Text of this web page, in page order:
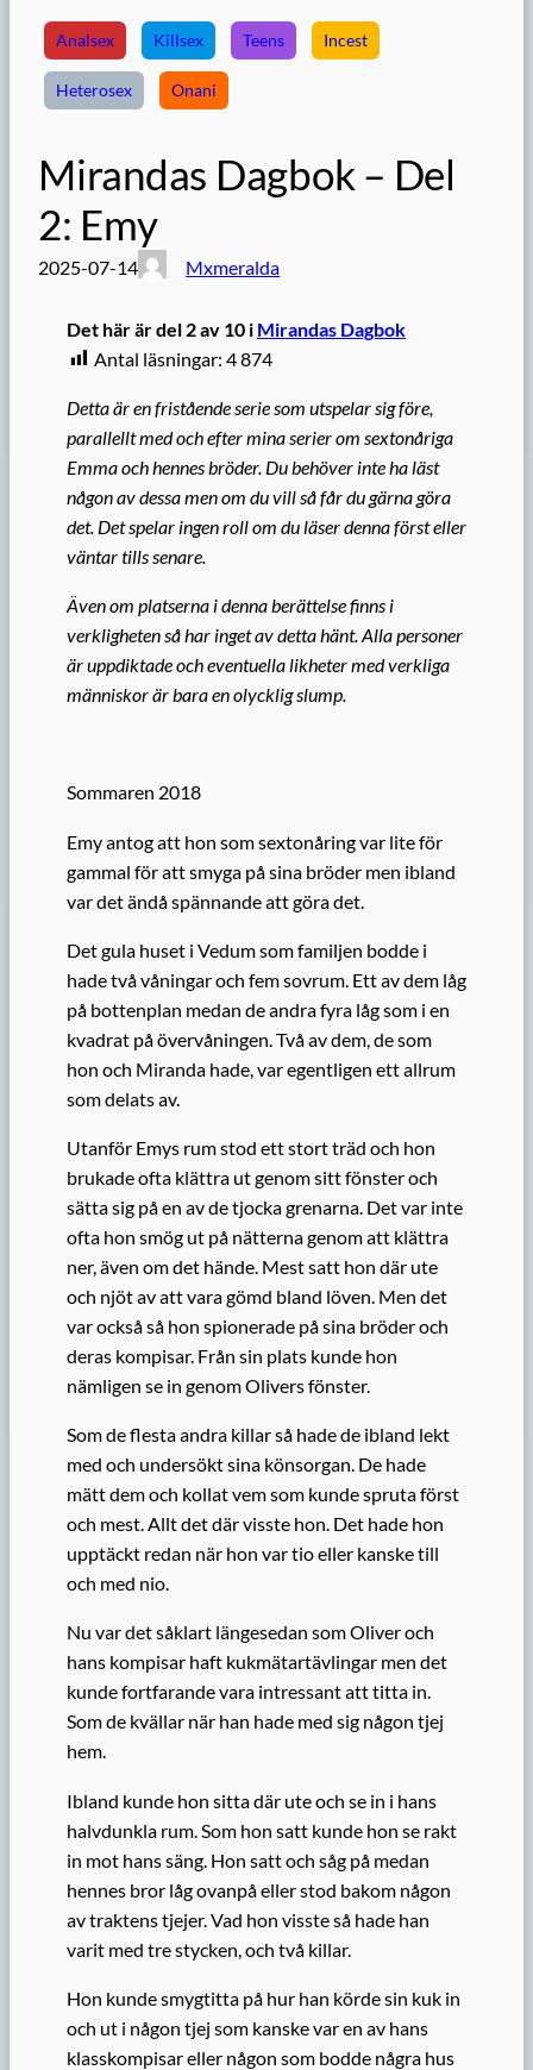
Analsex Killsex Teens Incest
Heterosex Onani
Mirandas Dagbok – Del
2: Emy
2025-07-14 Mxmeralda
Det här är del 2 av 10 i Mirandas Dagbok
Antal läsningar: 4 874
Detta är en fristående serie som utspelar sig före,
parallellt med och efter mina serier om sextonåriga
Emma och hennes bröder. Du behöver inte ha läst
någon av dessa men om du vill så får du gärna göra
det. Det spelar ingen roll om du läser denna först eller
väntar tills senare.
Även om platserna i denna berättelse finns i
verkligheten så har inget av detta hänt. Alla personer
är uppdiktade och eventuella likheter med verkliga
människor är bara en olycklig slump.
Sommaren 2018
Emy antog att hon som sextonåring var lite för
gammal för att smyga på sina bröder men ibland
var det ändå spännande att göra det.
Det gula huset i Vedum som familjen bodde i
hade två våningar och fem sovrum. Ett av dem låg
på bottenplan medan de andra fyra låg som i en
kvadrat på övervåningen. Två av dem, de som
hon och Miranda hade, var egentligen ett allrum
som delats av.
Utanför Emys rum stod ett stort träd och hon
brukade ofta klättra ut genom sitt fönster och
sätta sig på en av de tjocka grenarna. Det var inte
ofta hon smög ut på nätterna genom att klättra
ner, även om det hände. Mest satt hon där ute
och njöt av att vara gömd bland löven. Men det
var också så hon spionerade på sina bröder och
deras kompisar. Från sin plats kunde hon
nämligen se in genom Olivers fönster.
Som de flesta andra killar så hade de ibland lekt
med och undersökt sina könsorgan. De hade
mätt dem och kollat vem som kunde spruta först
och mest. Allt det där visste hon. Det hade hon
upptäckt redan när hon var tio eller kanske till
och med nio.
Nu var det såklart längesedan som Oliver och
hans kompisar haft kukmätartävlingar men det
kunde fortfarande vara intressant att titta in.
Som de kvällar när han hade med sig någon tjej
hem.
Ibland kunde hon sitta där ute och se in i hans
halvdunkla rum. Som hon satt kunde hon se rakt
in mot hans säng. Hon satt och såg på medan
hennes bror låg ovanpå eller stod bakom någon
av traktens tjejer. Vad hon visste så hade han
varit med tre stycken, och två killar.
Hon kunde smygtitta på hur han körde sin kuk in
och ut i någon tjej som kanske var en av hans
klasskompisar eller någon som bodde några hus